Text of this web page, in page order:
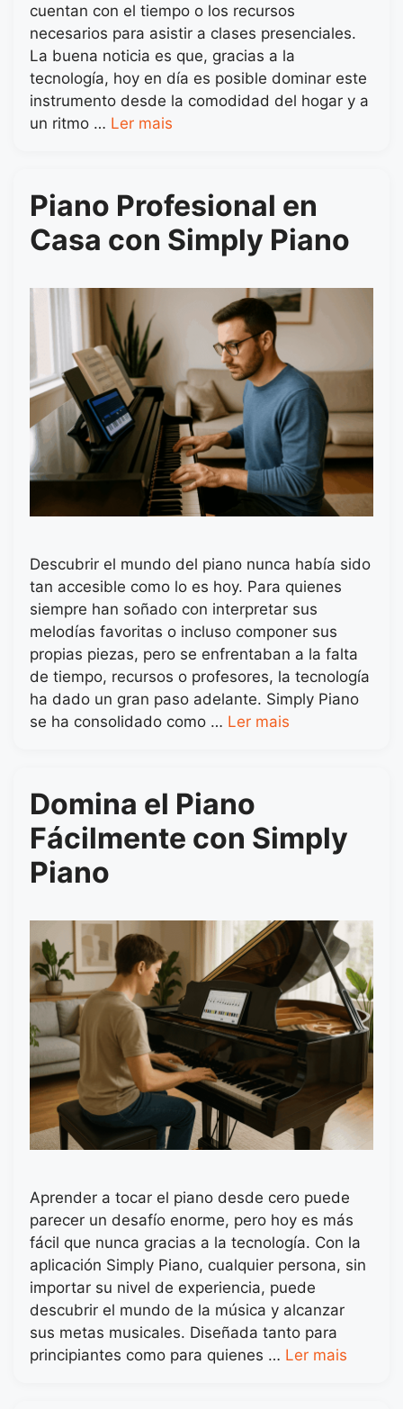
cuentan con el tiempo o los recursos
necesarios para asistir a clases presenciales.
La buena noticia es que, gracias a la
tecnología, hoy en día es posible dominar este
instrumento desde la comodidad del hogar y a
un ritmo … Ler mais
Piano Profesional en
Casa con Simply Piano
Descubrir el mundo del piano nunca había sido
tan accesible como lo es hoy. Para quienes
siempre han soñado con interpretar sus
melodías favoritas o incluso componer sus
propias piezas, pero se enfrentaban a la falta
de tiempo, recursos o profesores, la tecnología
ha dado un gran paso adelante. Simply Piano
se ha consolidado como … Ler mais
Domina el Piano
Fácilmente con Simply
Piano
Aprender a tocar el piano desde cero puede
parecer un desafío enorme, pero hoy es más
fácil que nunca gracias a la tecnología. Con la
aplicación Simply Piano, cualquier persona, sin
importar su nivel de experiencia, puede
descubrir el mundo de la música y alcanzar
sus metas musicales. Diseñada tanto para
principiantes como para quienes … Ler mais